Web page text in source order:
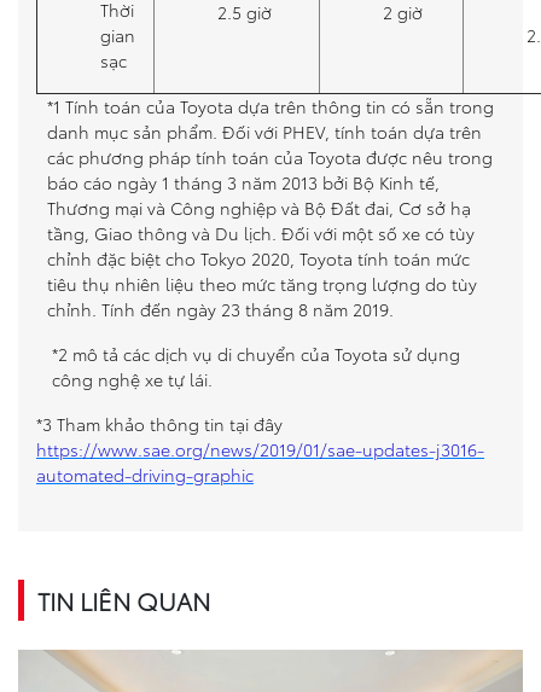
Thời
gian
sạc
2.5 giờ
2 giờ
*1 Tính toán của Toyota dựa trên thông tin có sẵn trong
danh mục sản phẩm. Đối với PHEV, tính toán dựa trên
các phương pháp tính toán của Toyota được nêu trong
báo cáo ngày 1 tháng 3 năm 2013 bởi Bộ Kinh tế,
Thương mại và Công nghiệp và Bộ Đất đai, Cơ sở hạ
tầng, Giao thông và Du lịch. Đối với một số xe có tùy
chỉnh đặc biệt cho Tokyo 2020, Toyota tính toán mức
tiêu thụ nhiên liệu theo mức tăng trọng lượng do tùy
chỉnh. Tính đến ngày 23 tháng 8 năm 2019.
*2 mô tả các dịch vụ di chuyển của Toyota sử dụng
công nghệ xe tự lái.
*3 Tham khảo thông tin tại đây
https://www.sae.org/news/2019/01/sae-updates-j3016-
automated-driving-graphic
TIN LIÊN QUAN